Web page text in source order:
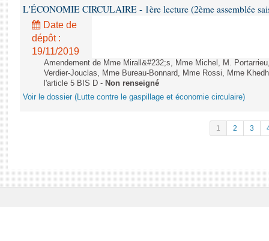
L'ÉCONOMIE CIRCULAIRE - 1ère lecture (2ème assemblée
Date de
dépôt :
19/11/2019
Amendement de Mme Mirall&#232;s, Mme Michel, M.
Verdier-Jouclas, Mme Bureau-Bonnard, Mme Rossi, Mme
l'article 5 BIS D - Non renseigné
Voir le dossier (Lutte contre le gaspillage et économie circulaire)
1 2 3